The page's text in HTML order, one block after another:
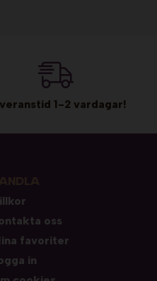
1-2 vardagar!
oss
favoriter
in